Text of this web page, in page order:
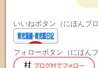
いいねボタン（にほんブロ
フォローボタン（にほん